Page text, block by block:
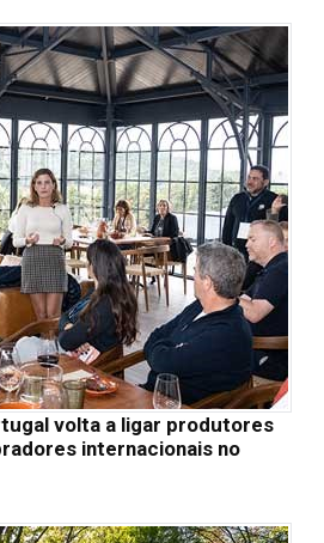
volta a ligar produtores
internacionais no